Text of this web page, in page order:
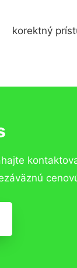
korektný